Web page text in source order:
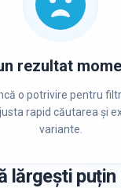
rezultat
o potrivire pentru
rapid căutarea și
variante.
lărgești